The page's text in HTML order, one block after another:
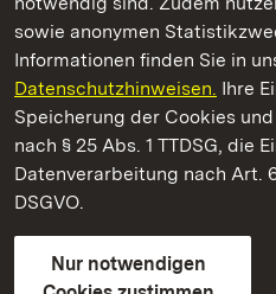
sowie anonymen
Informationen finden Sie in
Datenschutzhinweisen. Ihre
Speicherung der Cookies
nach § 25 Abs. 1 TTDSG, die
Datenverarbeitung nach Art.
DSGVO.
Nur notwendigen
Neues Schloss Meersburg
Staatliche Schlösser und
Kontakt
GebärdenspracheLeichte
Erklärung zur Barrierefreiheit
BITV-konform (geprüfte Seiten)